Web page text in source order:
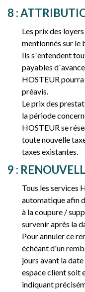
8 :
Les prix des
mentionnés sur le
Ils s´entendent
payables
HOSTEUR
préavis.
Le prix des
la période
HOSTEUR se
toute nouvelle
taxes existantes.
9 :
Tous les services
automatique afin
à la coupure /
survenir après la
Pour annuler ce
échéant d'un
jours avant la
espace client soit
indiquant